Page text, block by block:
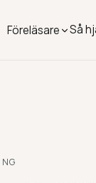
Föreläsare Så